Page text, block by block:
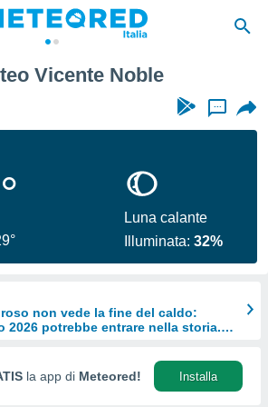
Vicente Noble
...
Luna calante
Illuminata:32%
non vede la fine del caldo:
2026 potrebbe entrare nella storia.
la app di Meteored! Installa